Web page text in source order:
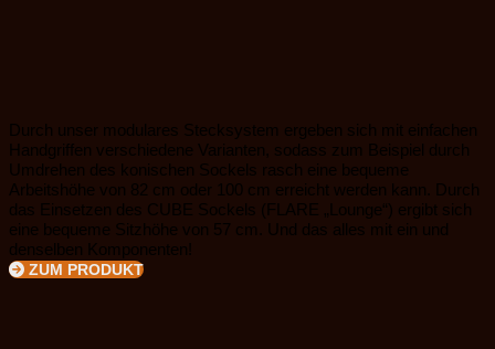
Durch unser modulares Stecksystem ergeben sich mit einfachen
Handgriffen verschiedene Varianten, sodass zum Beispiel durch
Umdrehen des konischen Sockels rasch eine bequeme
Arbeitshöhe von 82 cm oder 100 cm erreicht werden kann. Durch
das Einsetzen des CUBE Sockels (FLARE „Lounge“) ergibt sich
eine bequeme Sitzhöhe von 57 cm. Und das alles mit ein und
denselben Komponenten!
ZUM PRODUKT